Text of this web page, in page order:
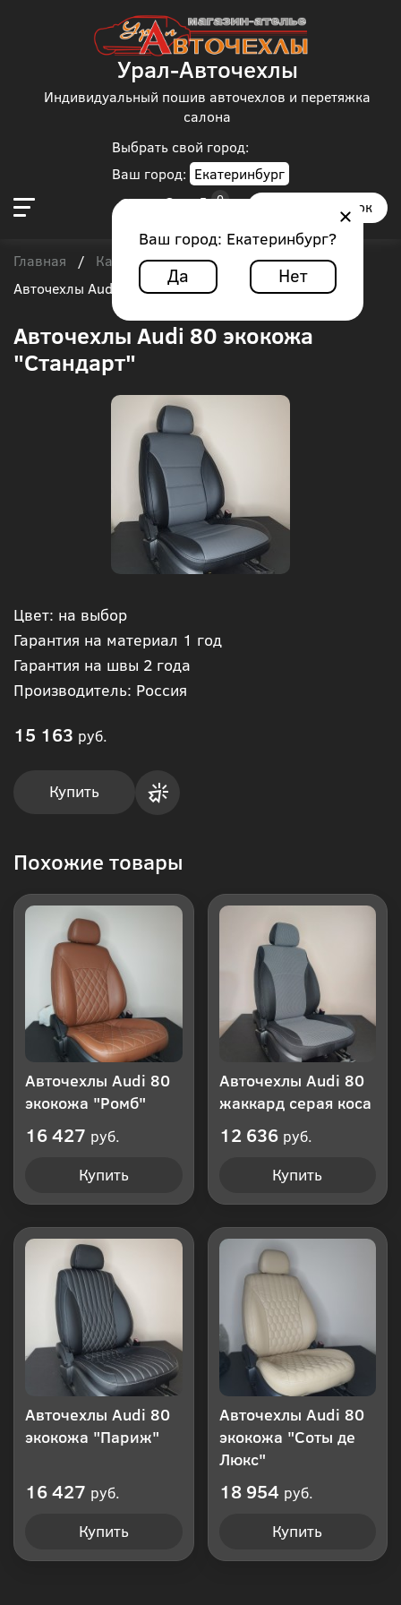
Выбрать свой город:
Ваш город: Екатеринбург
Ваш город: Екатеринбург?
Да Нет
Урал-Авточехлы
Индивидуальный пошив авточехлов и перетяжка
салона
Заказать звонок
Главная / Каталог чехлов / Audi / Audi 80
Авточехлы Audi 80 экокожа "Стандарт"
Авточехлы Audi 80 экокожа
"Стандарт"
Цвет: на выбор
Гарантия на материал 1 год
Гарантия на швы 2 года
Производитель: Россия
15 163 руб.
Купить
Похожие товары
Авточехлы Audi 80
экокожа "Ромб"
16 427 руб.
Купить
Авточехлы Audi 80
жаккард серая коса
12 636 руб.
Купить
Авточехлы Audi 80
экокожа "Париж"
16 427 руб.
Купить
Авточехлы Audi 80
экокожа "Соты де
Люкс"
18 954 руб.
Купить